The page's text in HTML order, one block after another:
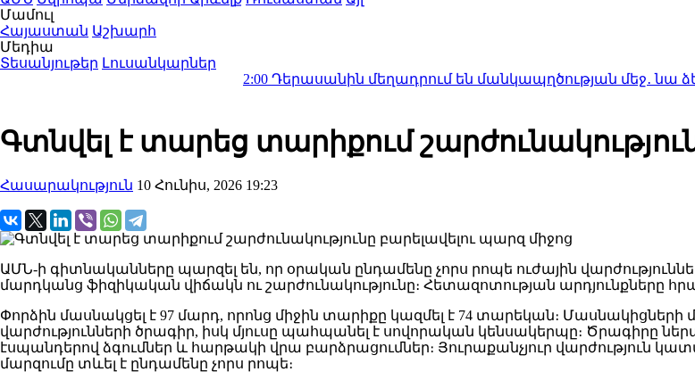
Մամուլ
Հայաստան Աշխարհ
Մեդիա
Տեսանյութեր Լուսանկարներ
Դերասանին մեղադրում են մանկապղծության մեջ․ նա
Գտնվել է տարեց տարիքում
Հասարակություն 10 Հունիս, 2026 19:23
ԱՄՆ-ի գիտնականները պարզել են, որ օրական ընդամենը չորս րոպե ուժային
մարդկանց ֆիզիկական վիճակն ու շարժունակությունը։ Հետազոտության արդյունքները
Փորձին մասնակցել է 97 մարդ, որոնց միջին տարիքը կազմել է 74 տարեկան։
վարժությունների ծրագիր, իսկ մյուսը պահպանել է սովորական կենսակերպը։ Ծրագիրը
էսպանդերով ձգումներ և հարթակի վրա բարձրացումներ։ Յուրաքանչյուր վարժություն
մարզումը տևել է ընդամենը չորս րոպե։